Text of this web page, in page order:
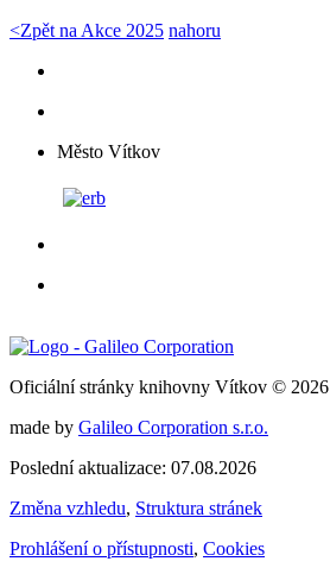
<Zpět na Akce 2025 nahoru
Město Vítkov
Oficiální stránky knihovny Vítkov © 2026
made by Galileo Corporation s.r.o.
Poslední aktualizace: 07.08.2026
Změna vzhledu, Struktura stránek
Prohlášení o přístupnosti, Cookies